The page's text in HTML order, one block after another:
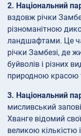
2. Національний
вздовж річки
різноманітною
ландшафтами. Це
річки Замбезі, де
буйволів і різних
природною красою
3. Національний
мисливський
Хванге відомий
великою